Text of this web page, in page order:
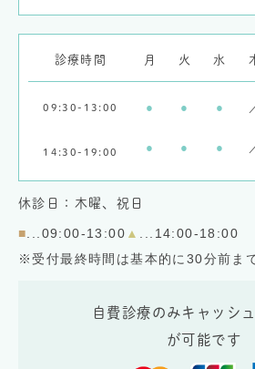
診療時間 月 火 水
09:30-13:00 ● ● ●
14:30-19:00 ● ● ●
休診日：木曜、祝日
■ ...09:00-13:00 ▲
...14:00-18:00
※受付最終時間は基本的に30分前ま
自費診療のみキャッシ
が可能です